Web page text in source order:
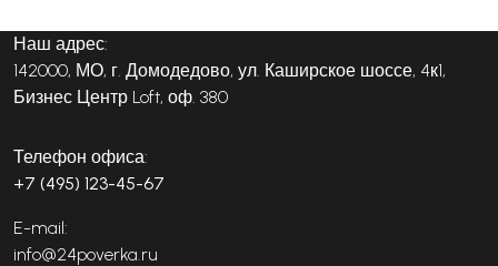
Наш адрес:
142000, МО, г. Домодедово, ул. Каширское шоссе, 4к1,
Бизнес Центр Loft, оф. 380
Телефон офиса:
+7 (495) 123-45-67
E-mail:
info@24poverka.ru